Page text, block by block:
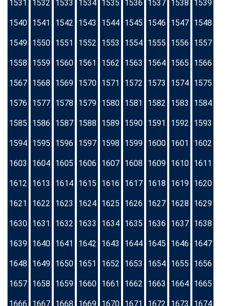
1531 1532 1533 1534 1535 1536 1537 1538 1539
1540 1541 1542 1543 1544 1545 1546 1547 1548
1549 1550 1551 1552 1553 1554 1555 1556 1557
1558 1559 1560 1561 1562 1563 1564 1565 1566
1567 1568 1569 1570 1571 1572 1573 1574 1575
1576 1577 1578 1579 1580 1581 1582 1583 1584
1585 1586 1587 1588 1589 1590 1591 1592 1593
1594 1595 1596 1597 1598 1599 1600 1601 1602
1603 1604 1605 1606 1607 1608 1609 1610 1611
1612 1613 1614 1615 1616 1617 1618 1619 1620
1621 1622 1623 1624 1625 1626 1627 1628 1629
1630 1631 1632 1633 1634 1635 1636 1637 1638
1639 1640 1641 1642 1643 1644 1645 1646 1647
1648 1649 1650 1651 1652 1653 1654 1655 1656
1657 1658 1659 1660 1661 1662 1663 1664 1665
1666 1667 1668 1669 1670 1671 1672 1673 1674